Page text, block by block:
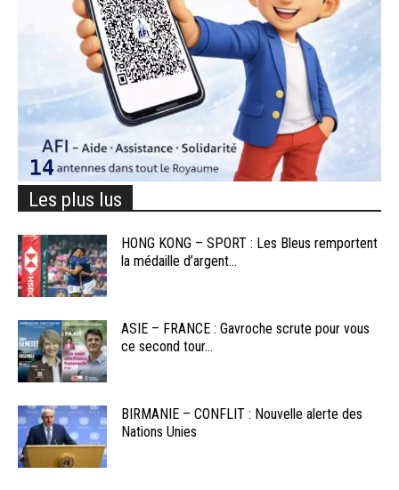
Les plus lus
HONG KONG – SPORT : Les Bleus remportent
la médaille d’argent...
ASIE – FRANCE : Gavroche scrute pour vous
ce second tour...
BIRMANIE – CONFLIT : Nouvelle alerte des
Nations Unies